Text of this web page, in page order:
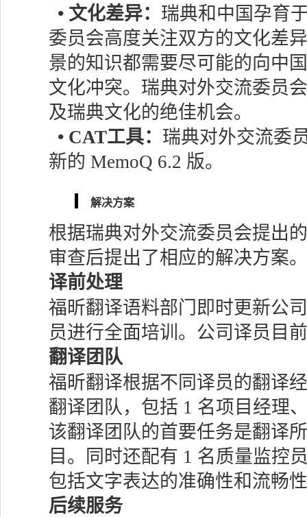
• 文化差异： 瑞典和中国孕育
委员会高度关注双方的文化差
景的知识都需要尽可能的向中
文化冲突。瑞典对外交流委员
及瑞典文化的绝佳机会。
• CAT工具： 瑞典对外交流委
新的 MemoQ 6.2 版。
解决方案
根据瑞典对外交流委员会提出
审查后提出了相应的解决方案。
译前处理
福昕翻译语料部门即时更新公
员进行全面培训。公司译员目
翻译团队
福昕翻译根据不同译员的翻译
翻译团队，包括 1 名项目经理
该翻译团队的首要任务是翻译
目。同时还配有 1 名质量监控
包括文字表达的准确性和流畅
后续服务